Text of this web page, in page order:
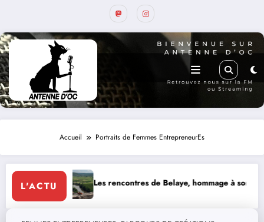
Accueil Portraits de Femmes EntrepreneurEs
L'ACTULes rencontres de Belaye, hommage à son fondateur,